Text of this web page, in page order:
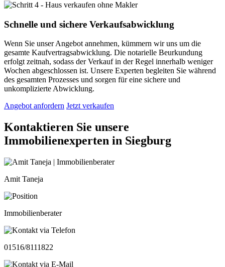
Schnelle und sichere Verkaufsabwicklung
Wenn Sie unser Angebot annehmen, kümmern wir uns um die
gesamte Kaufvertragsabwicklung. Die notarielle Beurkundung
erfolgt zeitnah, sodass der Verkauf in der Regel innerhalb weniger
Wochen abgeschlossen ist. Unsere Experten begleiten Sie während
des gesamten Prozesses und sorgen für eine sichere und
unkomplizierte Abwicklung.
Angebot anfordern Jetzt verkaufen
Kontaktieren Sie unsere
Immobilienexperten in Siegburg
Amit Taneja
Immobilienberater
01516/8111822